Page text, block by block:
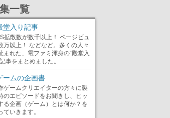
一覧
堂入り記事
拡散数が数千以上！ ページビュ
万以上！ などなど。多くの人々
まれた、電ファミ渾身の“殿堂入
事をまとめました。
ームの企画書
ゲームクリエイターの方々に製
のエピソードをお聞きし、ヒッ
る企画（ゲーム）とは何か？を
ていきます。